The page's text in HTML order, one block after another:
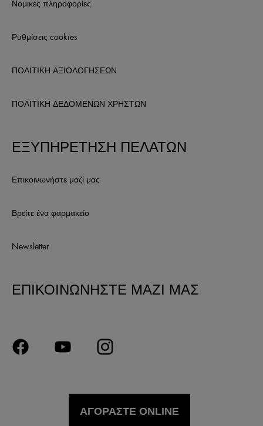
ΑΓΟΡΑΣΤΕ ONLINE
Νομικές πληροφορίες
Ρυθμίσεις cookies
ΠΟΛΙΤΙΚΗ ΑΞΙΟΛΟΓΗΣΕΩΝ
ΠΟΛΙΤΙΚΗ ΔΕΔΟΜΕΝΩΝ ΧΡΗΣΤΩΝ
ΕΞΥΠΗΡΕΤΗΣΗ ΠΕΛΑΤΩΝ
Επικοινωνήστε μαζί μας
Βρείτε ένα φαρμακείο
Newsletter
ΕΠΙΚΟΙΝΩΝΗΣΤΕ ΜΑΖΙ ΜΑΣ